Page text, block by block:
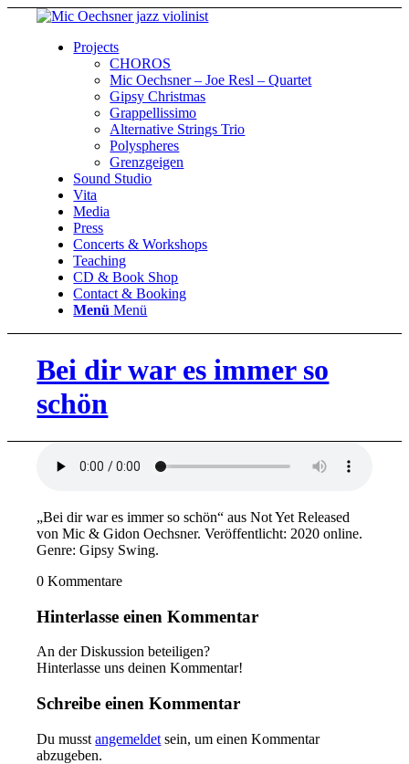
Projects
CHOROS
Mic Oechsner – Joe Resl – Quartet
Gipsy Christmas
Grappellissimo
Alternative Strings Trio
Polyspheres
Grenzgeigen
Sound Studio
Vita
Media
Press
Concerts & Workshops
Teaching
CD & Book Shop
Contact & Booking
Menü Menü
Bei dir war es immer so
schön
„Bei dir war es immer so schön“ aus Not Yet Released
von Mic & Gidon Oechsner. Veröffentlicht: 2020 online.
Genre: Gipsy Swing.
0 Kommentare
Hinterlasse einen Kommentar
An der Diskussion beteiligen?
Hinterlasse uns deinen Kommentar!
Schreibe einen Kommentar
Du musstangemeldet sein, um einen Kommentar
abzugeben.